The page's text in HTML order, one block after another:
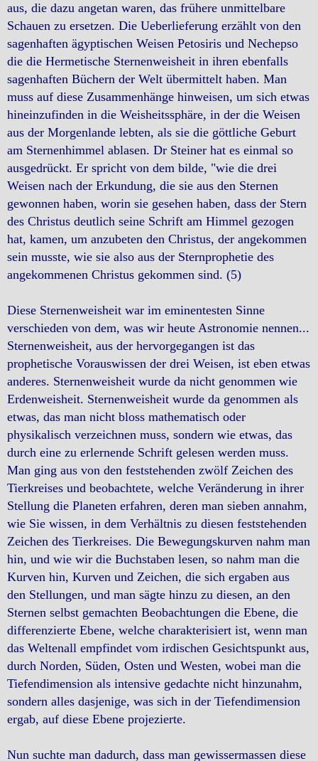
aus, die dazu angetan waren, das frühere unmittelbare
Schauen zu ersetzen. Die Ueberlieferung erzählt von den
sagenhaften ägyptischen Weisen Petosiris und Nechepso
die die Hermetische Sternenweisheit in ihren ebenfalls
sagenhaften Büchern der Welt übermittelt haben. Man
muss auf diese Zusammenhänge hinweisen, um sich etwas
hineinzufinden in die Weisheitssphäre, in der die Weisen
aus der Morgenlande lebten, als sie die göttliche Geburt
am Sternenhimmel ablasen. Dr Steiner hat es einmal so
ausgedrückt. Er spricht von dem bilde, "wie die drei
Weisen nach der Erkundung, die sie aus den Sternen
gewonnen haben, worin sie gesehen haben, dass der Stern
des Christus deutlich seine Schrift am Himmel gezogen
hat, kamen, um anzubeten den Christus, der angekommen
sein musste, wie sie also aus der Sternprophetie des
angekommenen Christus gekommen sind. (5)
Diese Sternenweisheit war im eminentesten Sinne
verschieden von dem, was wir heute Astronomie nennen...
Sternenweisheit, aus der hervorgegangen ist das
prophetische Vorauswissen der drei Weisen, ist eben etwas
anderes. Sternenweisheit wurde da nicht genommen wie
Erdenweisheit. Sternenweisheit wurde da genommen als
etwas, das man nicht bloss mathematisch oder
physikalisch verzeichnen muss, sondern wie etwas, das
durch eine zu erlernende Schrift gelesen werden muss.
Man ging aus von den feststehenden zwölf Zeichen des
Tierkreises und beobachtete, welche Veränderung in ihrer
Stellung die Planeten erfahren, deren man sieben annahm,
wie Sie wissen, in dem Verhältnis zu diesen feststehenden
Zeichen des Tierkreises. Die Bewegungskurven nahm man
hin, und wie wir die Buchstaben lesen, so nahm man die
Kurven hin, Kurven und Zeichen, die sich ergaben aus
den Stellungen, und man sägte hinzu zu diesen, an den
Sternen selbst gemachten Beobachtungen die Ebene, die
differenzierte Ebene, welche charakterisiert ist, wenn man
das Weltenall empfindet vom irdischen Gesichtspunkt aus,
durch Norden, Süden, Osten und Westen, wobei man die
Tiefendimension als intensive gedachte nicht hinzunahm,
sondern alles dasjenige, was sich in der Tiefendimension
ergab, auf diese Ebene projezierte.
Nun suchte man dadurch, dass man gewissermassen diese